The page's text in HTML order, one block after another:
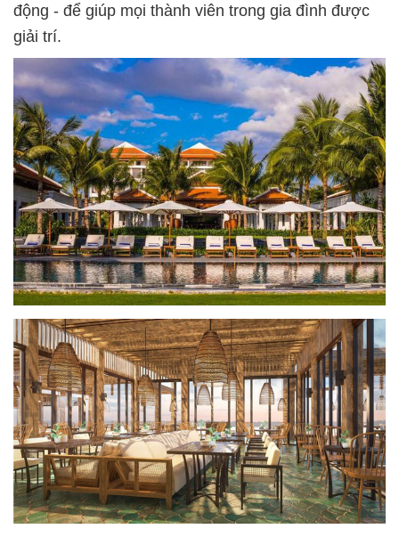
động - để giúp mọi thành viên trong gia đình được
giải trí.